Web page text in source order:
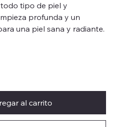
tipo de piel y
profunda y un
una piel sana y radiante.
al carrito